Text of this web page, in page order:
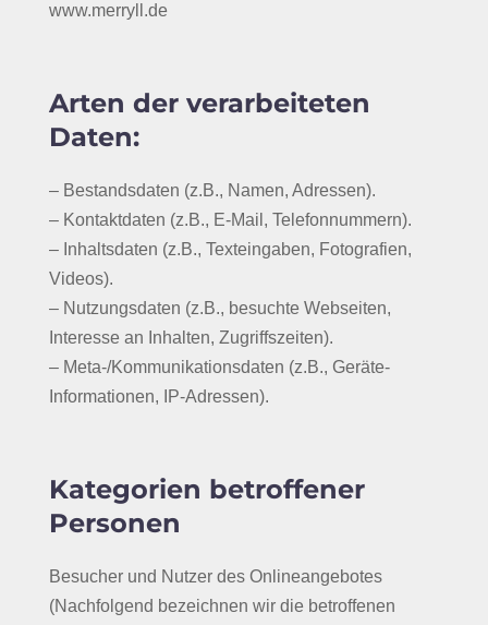
www.merryll.de
Arten der verarbeiteten
Daten:
– Bestandsdaten (z.B., Namen, Adressen).
– Kontaktdaten (z.B., E-Mail, Telefonnummern).
– Inhaltsdaten (z.B., Texteingaben, Fotografien,
Videos).
– Nutzungsdaten (z.B., besuchte Webseiten,
Interesse an Inhalten, Zugriffszeiten).
– Meta-/Kommunikationsdaten (z.B., Geräte-
Informationen, IP-Adressen).
Kategorien betroffener
Personen
Besucher und Nutzer des Onlineangebotes
(Nachfolgend bezeichnen wir die betroffenen